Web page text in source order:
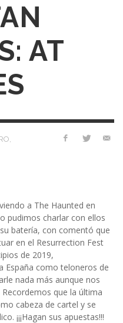
AT
a The Haunted en
pudimos charlar con ellos
batería, con comentó que
en el Resurrection Fest
de 2019,
España como teloneros de
nada más aunque nos
que la última
cabeza de cartel y se
¡¡¡Hagan sus apuestas!!!